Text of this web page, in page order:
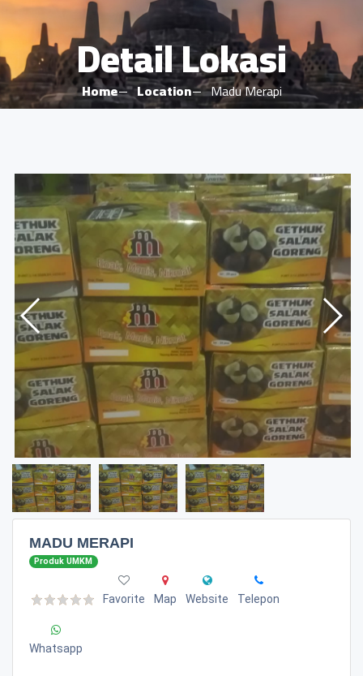
Detail Lokasi
Home Location Madu Merapi
MADU MERAPI
Produk UMKM
Favorite Map Website Telepon
Whatsapp